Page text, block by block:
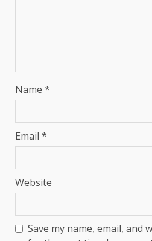
Name *
Email *
Website
Save my name, email, and